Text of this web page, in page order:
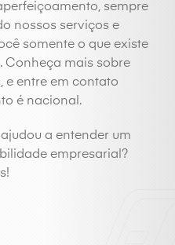
sempre
nossos serviços e
somente o que existe
Conheça mais sobre
e entre em contato
é nacional.
a entender um
empresarial?